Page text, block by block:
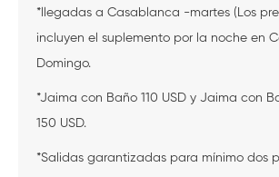
*llegadas a Casablanca -martes (Los
incluyen el suplemento por la noche en
Domingo.
*Jaima con Baño 110 USD y Jaima con
150 USD.
*Salidas garantizadas para mínimo dos